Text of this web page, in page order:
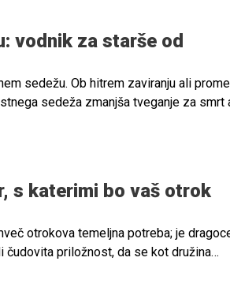
narobe, je povsem razumljiv.
vodnik za starše od
sedežu. Ob hitrem zaviranju ali
sedeža zmanjša tveganje za smrt
s katerimi bo vaš otrok
otrokova temeljna potreba; je
čudovita priložnost, da se kot družina